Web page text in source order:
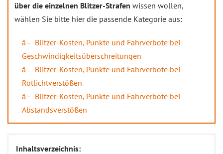
über die einzelnen Blitzer-Strafen wissen wollen,
wählen Sie bitte hier die passende Kategorie aus:
Blitzer-Kosten, Punkte und Fahrverbote bei
Geschwindigkeitsüberschreitungen
Blitzer-Kosten, Punkte und Fahrverbote bei
Rotlichtverstößen
Blitzer-Kosten, Punkte und Fahrverbote bei
Abstandsverstößen
Inhaltsverzeichnis: